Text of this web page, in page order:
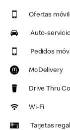
Ofertas
Auto-
Pedidos
McDelivery
Drive Thru
Wi-Fi
Tarjetas